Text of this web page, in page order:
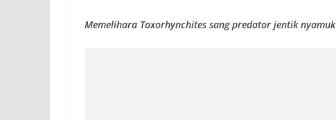
Memelihara Toxorhynchites sang predator jentik nyamuk